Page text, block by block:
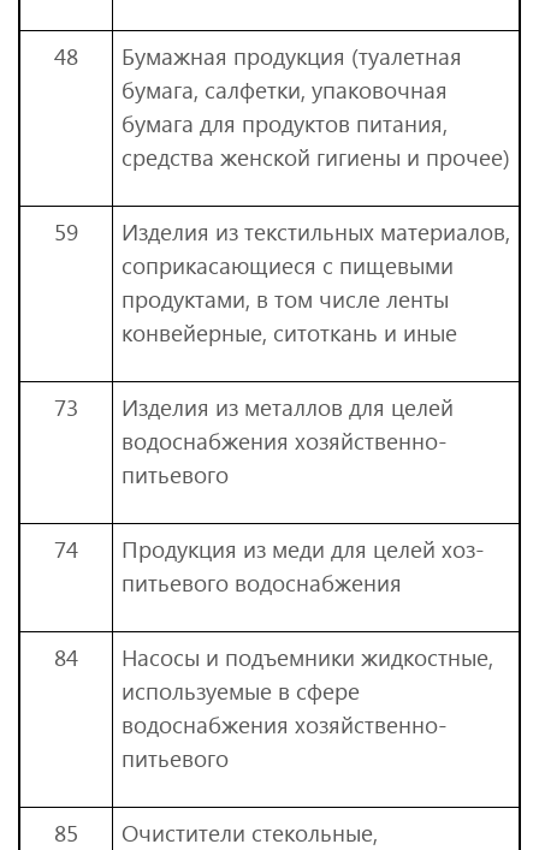
48
Бумажная продукция (туалетная
бумага, салфетки, упаковочная
бумага для продуктов питания,
средства женской гигиены и прочее)
59
Изделия из текстильных материалов,
соприкасающиеся с пищевыми
продуктами, в том числе ленты
конвейерные, ситоткань и иные
73
Изделия из металлов для целей
водоснабжения хозяйственно-
питьевого
74
Продукция из меди для целей хоз-
питьевого водоснабжения
84
Насосы и подъемники жидкостные,
используемые в сфере
водоснабжения хозяйственно-
питьевого
85
Очистители стекольные,